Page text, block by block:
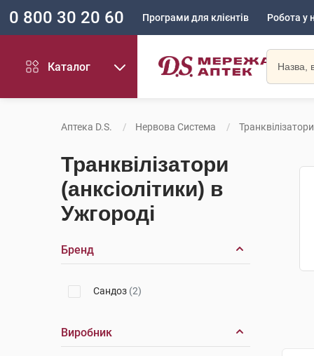
0 800 30 20 60 Програми для клієнтів Робота у
Каталог
Аптека D.S. Нервова Система
Транквілізатори
(анксіолітики) в
Ужгороді
Бренд
Сандоз (2)
Виробник